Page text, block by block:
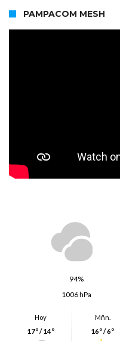
PAMPACOM MESH
94%
1006 hPa
Hoy
17º / 14º
Mñn.
16º / 6º